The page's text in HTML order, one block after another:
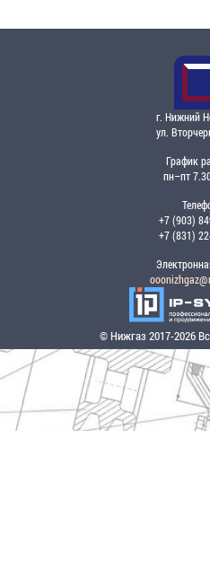
г. Нижний
ул.
График
пн–пт
+7 (903)
+7 (831)
© Нижгаз 2017-2026